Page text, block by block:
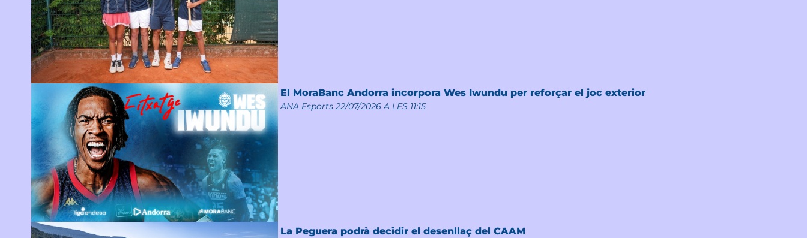
El MoraBanc Andorra incorpora Wes Iwundu per reforçar el joc exterior
ANA Esports 22/07/2026 A LES 11:15
La Peguera podrà decidir el desenllaç del CAAM